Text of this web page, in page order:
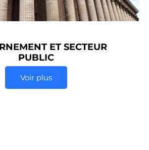
ET SECTEUR
PUBLIC
Voir plus